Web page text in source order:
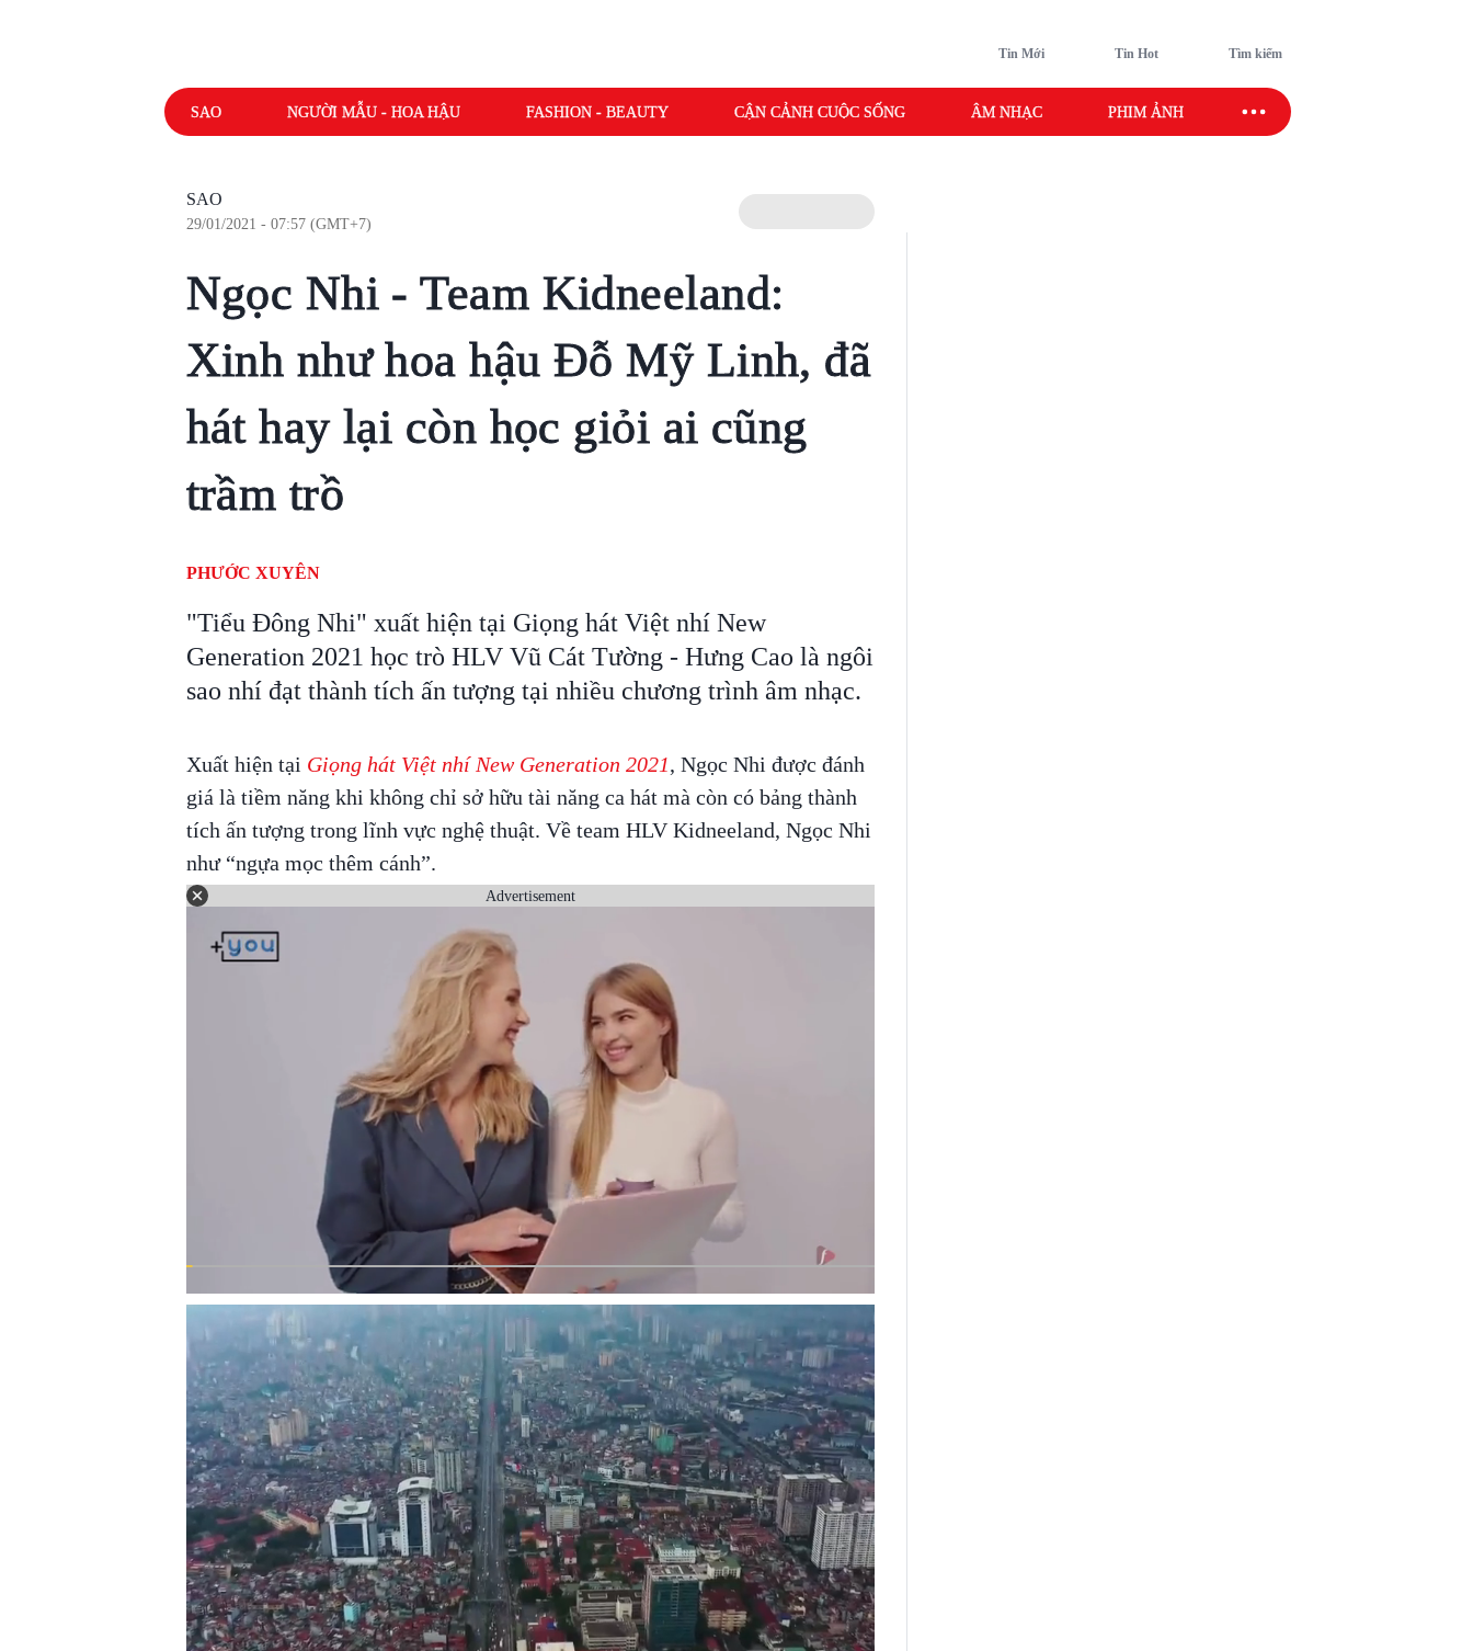
Tin Mới Tin Hot Tìm kiếm
SAO NGƯỜI MẪU - HOA HẬU FASHION - BEAUTY CẬN CẢNH CUỘC SỐNG ÂM NHẠC PHIM ẢNH SAO SPORT
SAO
29/01/2021 - 07:57 (GMT+7)
Ngọc Nhi - Team Kidneeland:
Xinh như hoa hậu Đỗ Mỹ Linh, đã
hát hay lại còn học giỏi ai cũng
trầm trồ
PHƯỚC XUYÊN
"Tiểu Đông Nhi" xuất hiện tại Giọng hát Việt nhí New
Generation 2021 học trò HLV Vũ Cát Tường - Hưng Cao là ngôi
sao nhí đạt thành tích ấn tượng tại nhiều chương trình âm nhạc.
Xuất hiện tại Giọng hát Việt nhí New Generation 2021, Ngọc Nhi được đánh
giá là tiềm năng khi không chỉ sở hữu tài năng ca hát mà còn có bảng thành
tích ấn tượng trong lĩnh vực nghệ thuật. Về team HLV Kidneeland, Ngọc Nhi
như “ngựa mọc thêm cánh”.
Advertisement